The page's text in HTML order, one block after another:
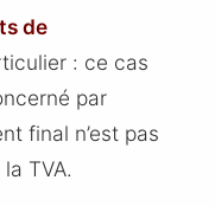
de
: ce cas
par
final n’est pas
TVA.